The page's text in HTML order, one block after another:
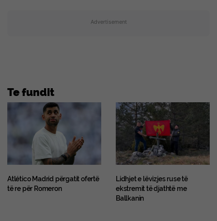
Advertisement
Te fundit
Atlético Madrid përgatit ofertë
të re për Romeron
Lidhjet e lëvizjes ruse të
ekstremit të djathtë me
Ballkanin